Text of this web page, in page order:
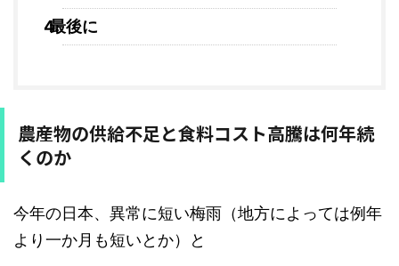
最後に
農産物の供給不足と食料コスト高騰は何年続
くのか
今年の日本、異常に短い梅雨（地方によっては例年
より一か月も短いとか）と